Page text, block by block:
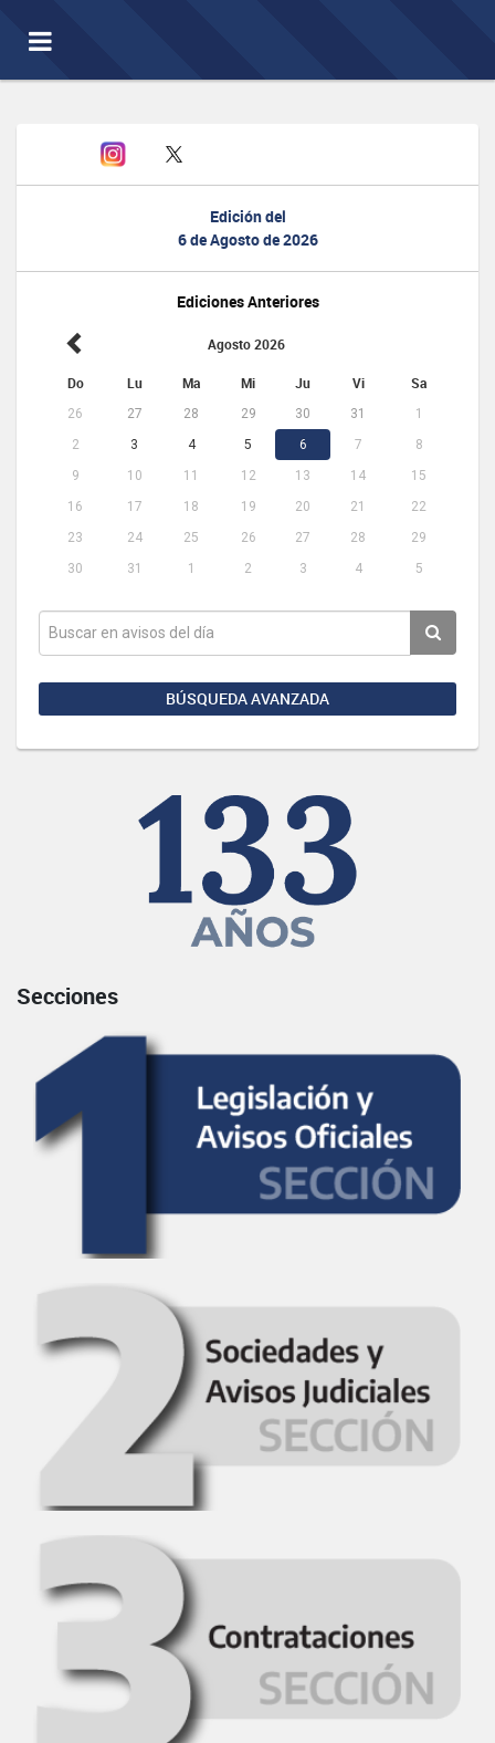
Toggle
navigation
Edición del
6 de Agosto de 2026
Ediciones Anteriores
Agosto 2026
Do Lu Ma Mi Ju Vi Sa
26 27 28 29 30 31
1
2
3 4 5 6 7
8
9
10 11 12 13 14
15
16
17 18 19 20 21
22
23
24 25 26 27 28
29
30
31 1 2 3 4 5
BÚSQUEDA AVANZADA
Secciones